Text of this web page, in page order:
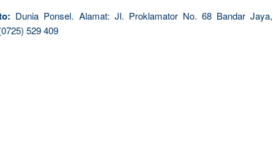
Dunia Ponsel. Alamat: Jl. Proklamator No. 68 Bandar Jaya,
529 409